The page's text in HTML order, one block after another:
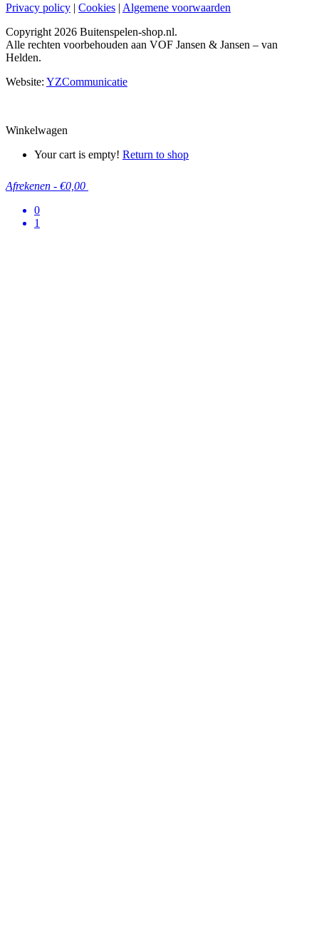
Privacy policy | Cookies | Algemene voorwaarden
Copyright 2026 Buitenspelen-shop.nl.
Alle rechten voorbehouden aan VOF Jansen & Jansen – van
Helden.
Website: YZCommunicatie
Winkelwagen
Your cart is empty! Return to shop
Afrekenen - €0,00
0
1